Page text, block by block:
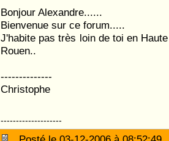
Bonjour Alexandre......
Bienvenue sur ce forum.....
J'habite pas très loin de toi en
Rouen..
--------------
Christophe
--------------------